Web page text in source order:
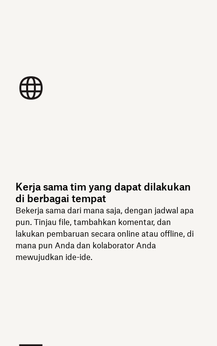
Kerja sama tim yang dapat dilakukan
di berbagai tempat
Bekerja sama dari mana saja, dengan jadwal apa
pun. Tinjau file, tambahkan komentar, dan
lakukan pembaruan secara online atau offline, di
mana pun Anda dan kolaborator Anda
mewujudkan ide-ide.